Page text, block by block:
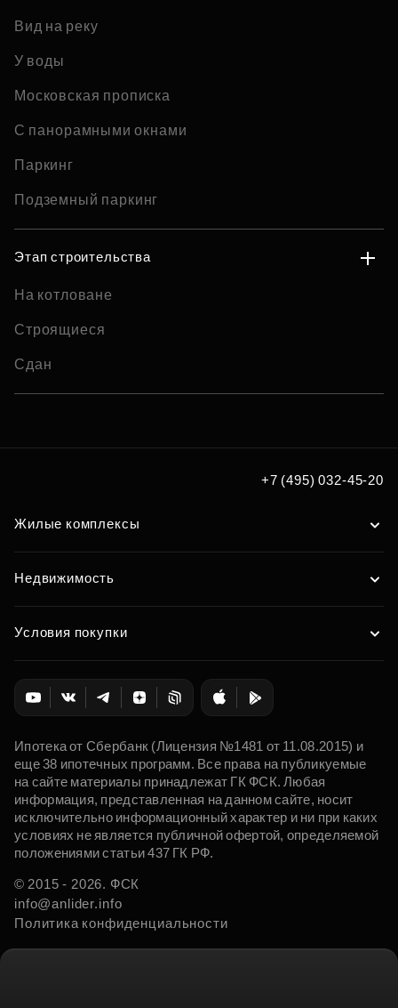
Вид на реку
У воды
Московская прописка
С панорамными окнами
Паркинг
Подземный паркинг
Этап строительства
На котловане
Строящиеся
Сдан
+7 (495) 032-45-20
Жилые комплексы
Недвижимость
Условия покупки
Ипотека от Сбербанк (Лицензия №1481 от 11.08.2015) и
еще 38 ипотечных программ. Все права на публикуемые
на сайте материалы принадлежат ГК ФСК. Любая
информация, представленная на данном сайте, носит
исключительно информационный характер и ни при каких
условиях не является публичной офертой, определяемой
положениями статьи 437 ГК РФ.
© 2015 - 2026. ФСК
info@anlider.info
Политика конфиденциальности